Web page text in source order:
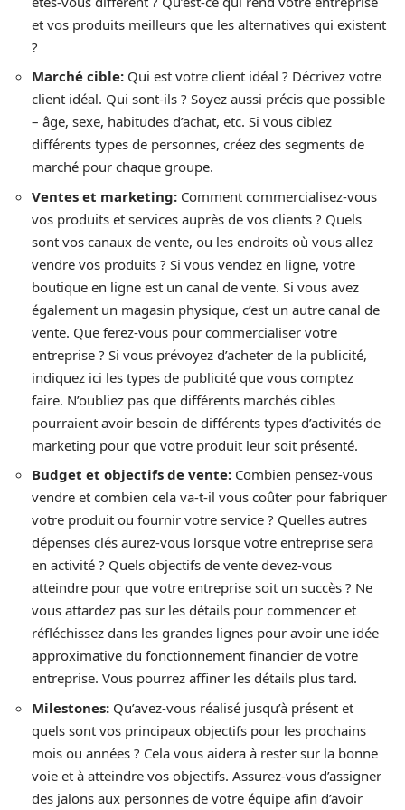
et vos produits meilleurs que les alternatives qui existent
?
Marché cible: Qui est votre client idéal ? Décrivez votre
client idéal. Qui sont-ils ? Soyez aussi précis que possible
– âge, sexe, habitudes d’achat, etc. Si vous ciblez
différents types de personnes, créez des segments de
marché pour chaque groupe.
Ventes et marketing: Comment commercialisez-vous
vos produits et services auprès de vos clients ? Quels
sont vos canaux de vente, ou les endroits où vous allez
vendre vos produits ? Si vous vendez en ligne, votre
boutique en ligne est un canal de vente. Si vous avez
également un magasin physique, c’est un autre canal de
vente. Que ferez-vous pour commercialiser votre
entreprise ? Si vous prévoyez d’acheter de la publicité,
indiquez ici les types de publicité que vous comptez
faire. N’oubliez pas que différents marchés cibles
pourraient avoir besoin de différents types d’activités de
marketing pour que votre produit leur soit présenté.
Budget et objectifs de vente: Combien pensez-vous
vendre et combien cela va-t-il vous coûter pour fabriquer
votre produit ou fournir votre service ? Quelles autres
dépenses clés aurez-vous lorsque votre entreprise sera
en activité ? Quels objectifs de vente devez-vous
atteindre pour que votre entreprise soit un succès ? Ne
vous attardez pas sur les détails pour commencer et
réfléchissez dans les grandes lignes pour avoir une idée
approximative du fonctionnement financier de votre
entreprise. Vous pourrez affiner les détails plus tard.
Milestones: Qu’avez-vous réalisé jusqu’à présent et
quels sont vos principaux objectifs pour les prochains
mois ou années ? Cela vous aidera à rester sur la bonne
voie et à atteindre vos objectifs. Assurez-vous d’assigner
des jalons aux personnes de votre équipe afin d’avoir